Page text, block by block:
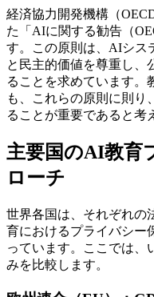
経済協力開発機構（
た「AIに関する勧告（
す。この原則は、AIシス
と民主的価値を尊重し、
ることを求めています。
も、これらの原則に則り
ることが重要であると考
主要国のAI教育
ローチ
世界各国は、それぞれの
育におけるプライバシー
っています。ここでは、
みを比較します。